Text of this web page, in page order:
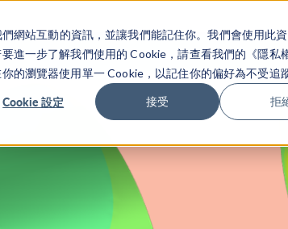
網站互動的資訊，並讓我們能記住你。我們會使用此
一步了解我們使用的 Cookie，請查看我們的《隱私
的瀏覽器使用單一 Cookie，以記住你的偏好為不受追蹤
Cookie 設定 接受 拒
产品 行